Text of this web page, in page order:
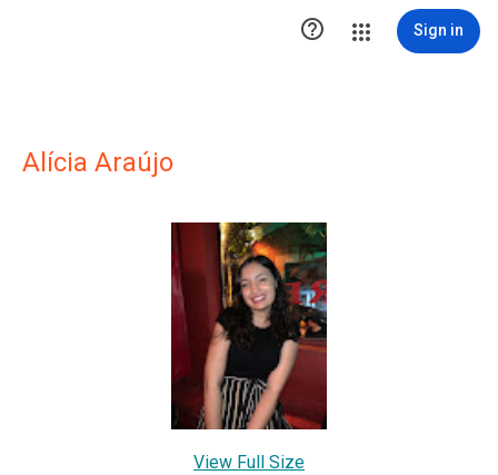
 Sign in
Alícia Araújo
View Full Size